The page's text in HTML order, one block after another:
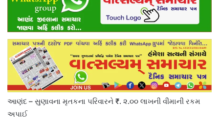
આણંદ – સુણાવના મૃતકના પરિવારને ₹. ૨.૦૦ લાખની વીમાની રકમ
અપાઈ